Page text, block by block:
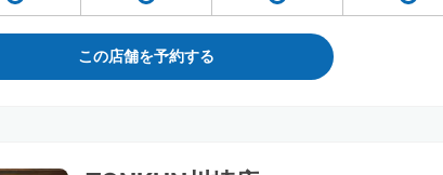
この店舗を予約する